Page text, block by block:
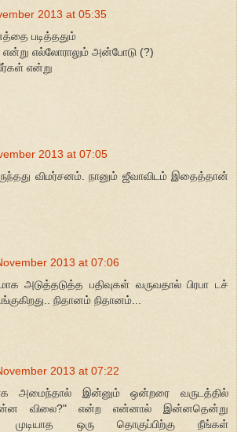
2013 at 05:35
படித்ததும்
என்று எல்லோராலும் அன்போடு (?)
என்று
2013 at 07:05
விமர்சனம். நானும் ஜீவாவிடம் இதைத்தான்
2013 at 07:06
அடுத்தடுத்த பதிவுகள் வருவதால் பிரபா டச்
நிதானம் நிதானம்...
2013 at 07:22
அமைந்தால் இன்னும் ஒன்றரை வருடத்தில்
விலை?" என்ற என்னால் இன்னதென்று
முடியாத ஒரு தொகுப்பிற்கு நீங்கள்